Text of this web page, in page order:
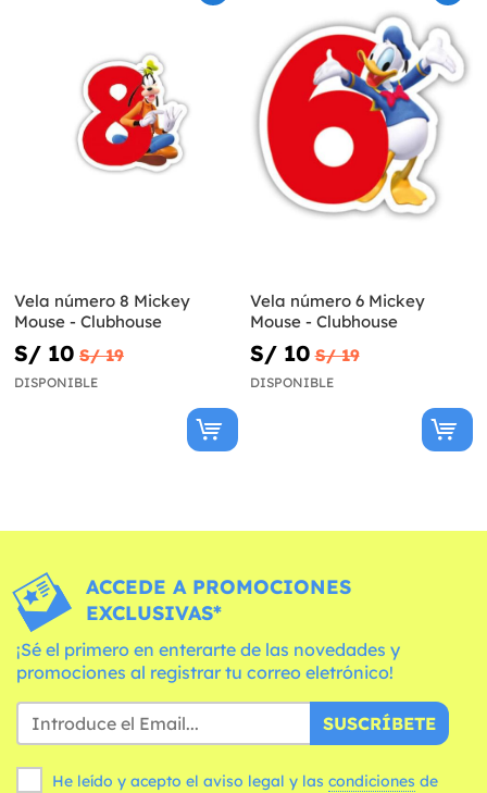
Vela número 8 Mickey
Mouse - Clubhouse
S/ 10 S/ 19
DISPONIBLE
Vela número 6 Mickey
Mouse - Clubhouse
S/ 10 S/ 19
DISPONIBLE
ACCEDE A PROMOCIONES
EXCLUSIVAS*
¡Sé el primero en enterarte de las novedades y
promociones al registrar tu correo eletrónico!
SUSCRÍBETE
He leído y acepto el aviso legal y las condiciones